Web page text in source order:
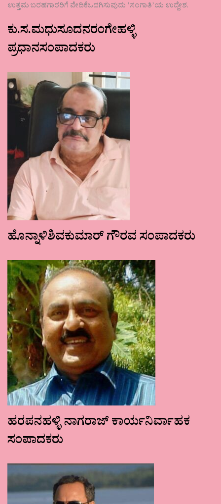
ಉತ್ತಮ ಬರಹಗಾರರಿಗೆ ವೇದಿಕೆಒದಗಿಸುವುದು ʼಸಂಗಾತಿʼಯ ಉದ್ದೇಶ.
ಕು.ಸ.ಮಧುಸೂದನರಂಗೇಹಳ್ಳಿ
ಪ್ರಧಾನಸಂಪಾದಕರು
ಹೊನ್ನಾಳಿಶಿವಕುಮಾರ್ ಗೌರವ ಸಂಪಾದಕರು
ಹರಪನಹಳ್ಳಿ ನಾಗರಾಜ್ ಕಾರ್ಯನಿರ್ವಾಹಕ
ಸಂಪಾದಕರು